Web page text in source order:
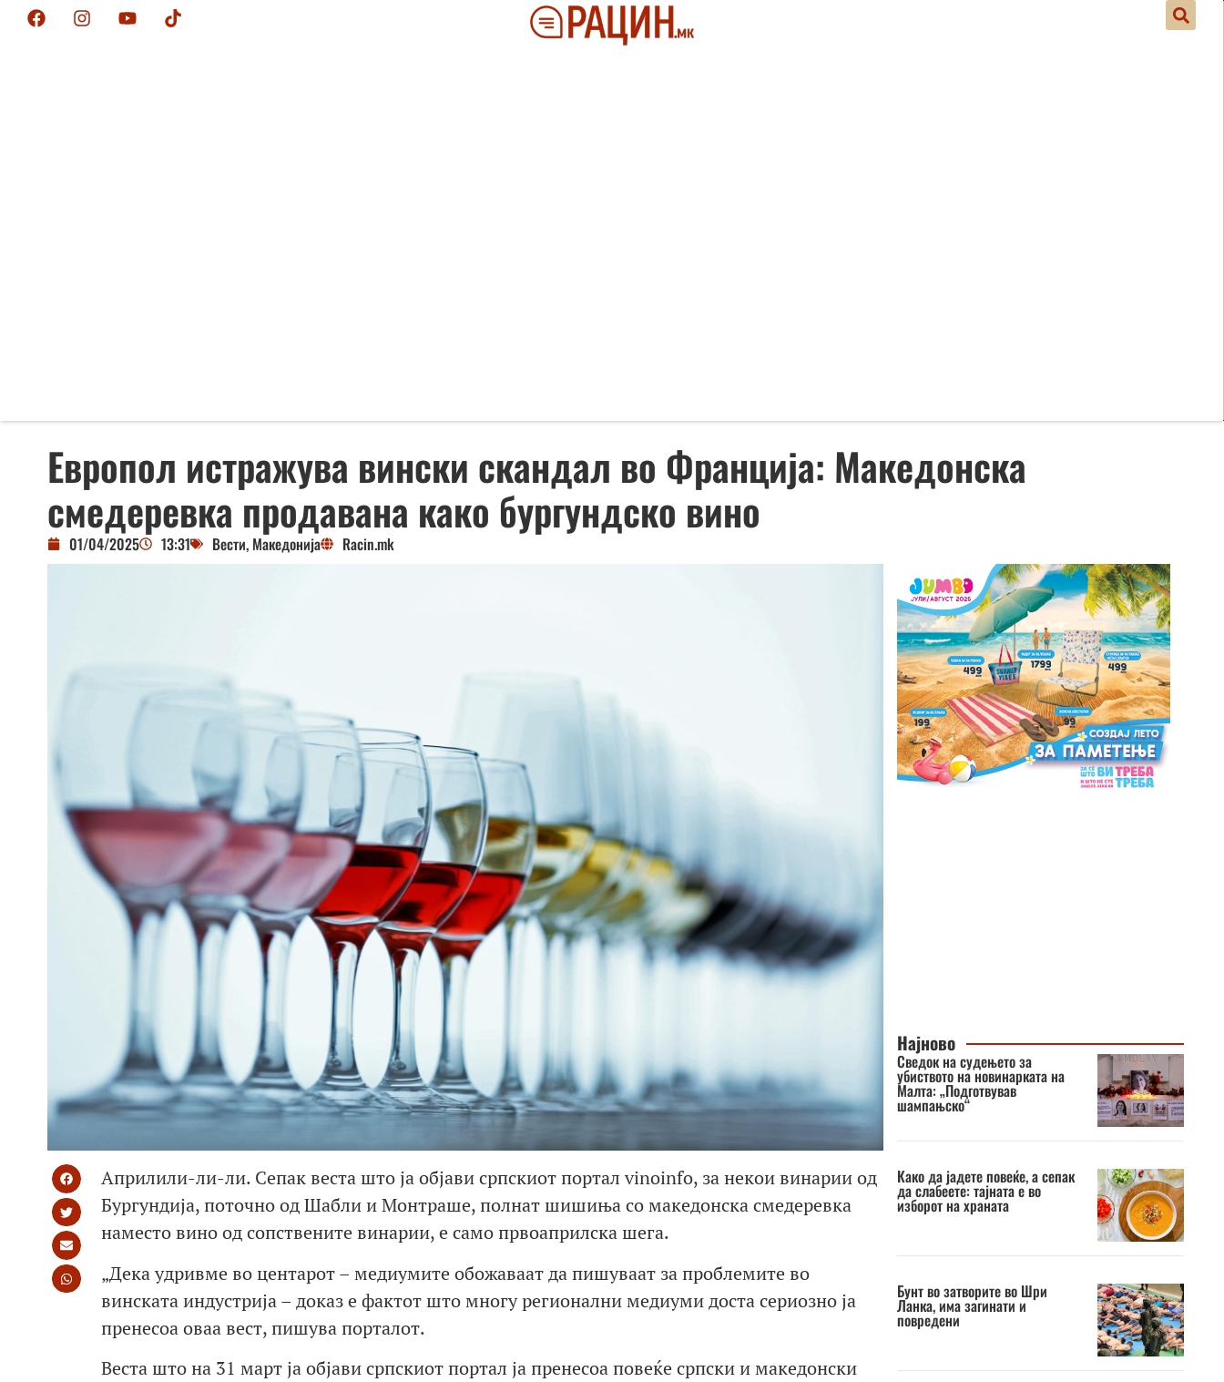
Европол истражува вински скандал во Франција: Македонска
смедеревка продавана како бургундско вино
01/04/2025 13:31 Вести, Македонија Racin.mk
Априлили-ли-ли. Сепак веста што ја објави српскиот портал vinoinfo, за некои винарии од
Бургундија, поточно од Шабли и Монтраше, полнат шишиња со македонска смедеревка
наместо вино од сопствените винарии, е само првоаприлска шега.
„Дека удривме во центарот – медиумите обожаваат да пишуваат за проблемите во
винската индустрија – доказ е фактот што многу регионални медиуми доста сериозно ја
пренесоа оваа вест, пишува порталот.
Веста што на 31 март ја објави српскиот портал ја пренесоа повеќе српски и македонски
Најново
Сведок на судењето за
убиството на новинарката на
Малта: „Подготвував
шампањско“
Како да јадете повеќе, а сепак
да слабеете: тајната е во
изборот на храната
Бунт во затворите во Шри
Ланка, има загинати и
повредени